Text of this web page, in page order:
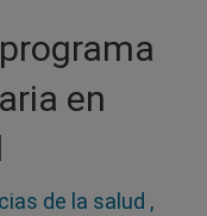
en
de la salud ,